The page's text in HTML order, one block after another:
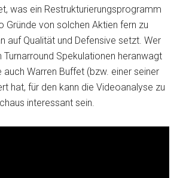
was ein Restrukturierungsprogramm
Gründe von solchen Aktien fern zu
auf Qualität und Defensive setzt. Wer
Turnarround Spekulationen heranwagt
auch Warren Buffet (bzw. einer seiner
hat, für den kann die Videoanalyse zu
interessant sein.